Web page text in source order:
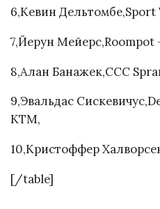
6,Кевин Дельтомбе,Sport
7,Йерун
8,Алан Банажек,CCC
9,Эвальдас
KTM,
10,Кристоффер
[/table]